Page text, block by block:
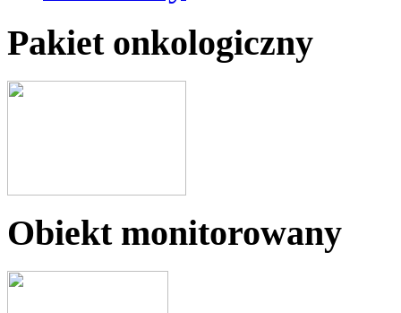
Pakiet onkologiczny
Obiekt monitorowany